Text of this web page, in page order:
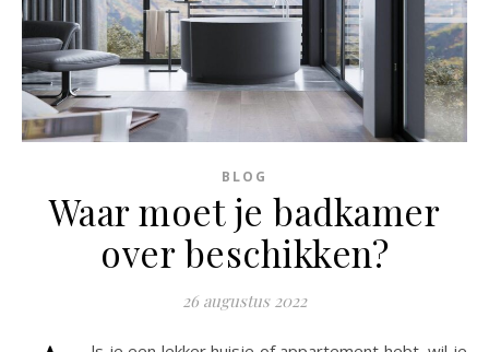
BLOG
Waar moet je badkamer
over beschikken?
26 augustus 2022